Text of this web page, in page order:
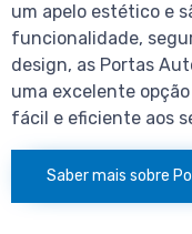
um apelo estético e
funcionalidade,
design, as Portas
uma excelente
fácil e eficiente aos
Saber mais sobre